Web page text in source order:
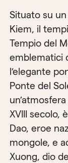
Situato su
Kiem, il
Tempio del
emblematici
l’elegante
Ponte del
XVIII secolo,
Dao, eroe
mongole, e
Xuong, dio